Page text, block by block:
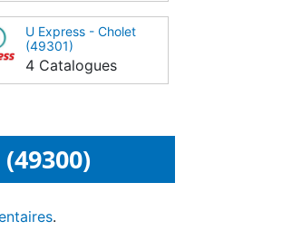
U Express - Cholet
(49301)
4 Catalogues
.